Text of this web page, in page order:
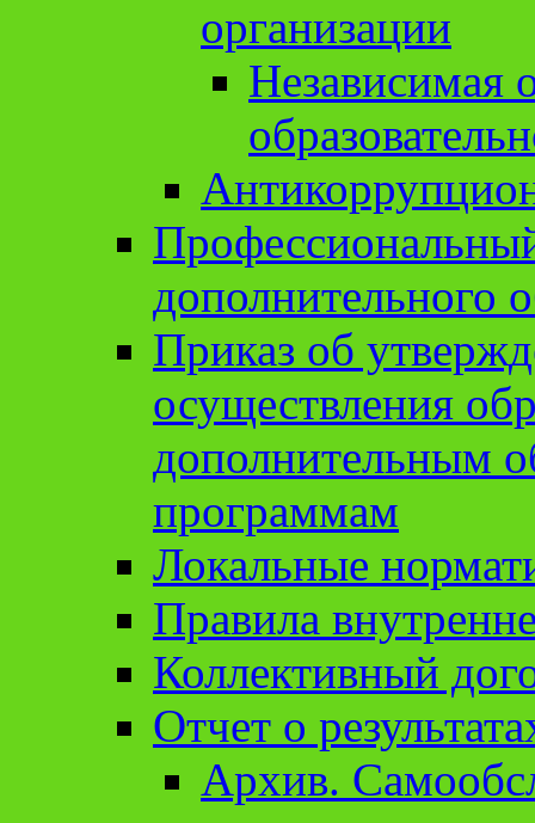
организации
Независимая
дополнительного
Приказ об
осуществления
дополнительным
программам
Локальные
Правила
Коллективный
Отчет о
Архив.